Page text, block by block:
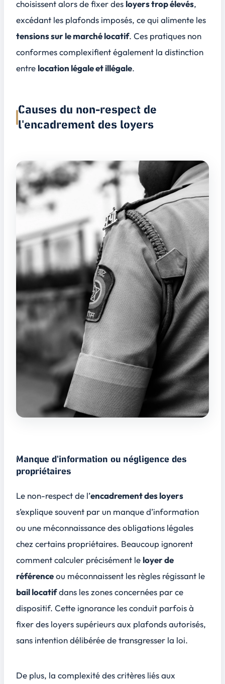
choisissent alors de fixer des loyers trop élevés,
excédant les plafonds imposés, ce qui alimente les
tensions sur le marché locatif. Ces pratiques non
conformes complexifient également la distinction
entre location légale et illégale.
Causes du non-respect de
l'encadrement des loyers
Manque d'information ou négligence des
propriétaires
Le non-respect de l’encadrement des loyers
s’explique souvent par un manque d’information
ou une méconnaissance desobligations légales
chez certains propriétaires. Beaucoup ignorent
comment calculer précisément le loyer de
référenceou méconnaissent les règles régissant le
bail locatifdans les zones concernées par ce
dispositif. Cette ignorance les conduit parfois à
fixer des loyers supérieurs aux plafonds autorisés,
sans intention délibérée de transgresser la loi.
De plus, la complexité des critères liés aux